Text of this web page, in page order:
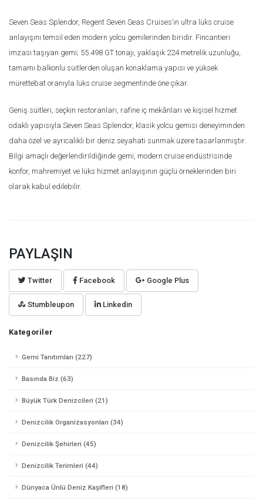
Seven Seas Splendor, Regent Seven Seas Cruises’ın ultra lüks cruise
anlayışını temsil eden modern yolcu gemilerinden biridir. Fincantieri
imzası taşıyan gemi; 55.498 GT tonajı, yaklaşık 224 metrelik uzunluğu,
tamamı balkonlu süitlerden oluşan konaklama yapısı ve yüksek
mürettebat oranıyla lüks cruise segmentinde öne çıkar.
Geniş süitleri, seçkin restoranları, rafine iç mekânları ve kişisel hizmet
odaklı yapısıyla Seven Seas Splendor, klasik yolcu gemisi deneyiminden
daha özel ve ayrıcalıklı bir deniz seyahati sunmak üzere tasarlanmıştır.
Bilgi amaçlı değerlendirildiğinde gemi, modern cruise endüstrisinde
konfor, mahremiyet ve lüks hizmet anlayışının güçlü örneklerinden biri
olarak kabul edilebilir.
PAYLAŞIN
Twitter Facebook Google Plus
Stumbleupon Linkedin
Kategoriler
Gemi Tanıtımları (227)
Basında Biz (63)
Büyük Türk Denizcileri (21)
Denizcilik Organizasyonları (34)
Denizcilik Şehirleri (45)
Denizcilik Terimleri (44)
Dünyaca Ünlü Deniz Kaşifleri (18)